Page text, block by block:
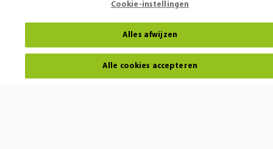
Cookie-instellingen
Alles afwijzen
Alle cookies accepteren